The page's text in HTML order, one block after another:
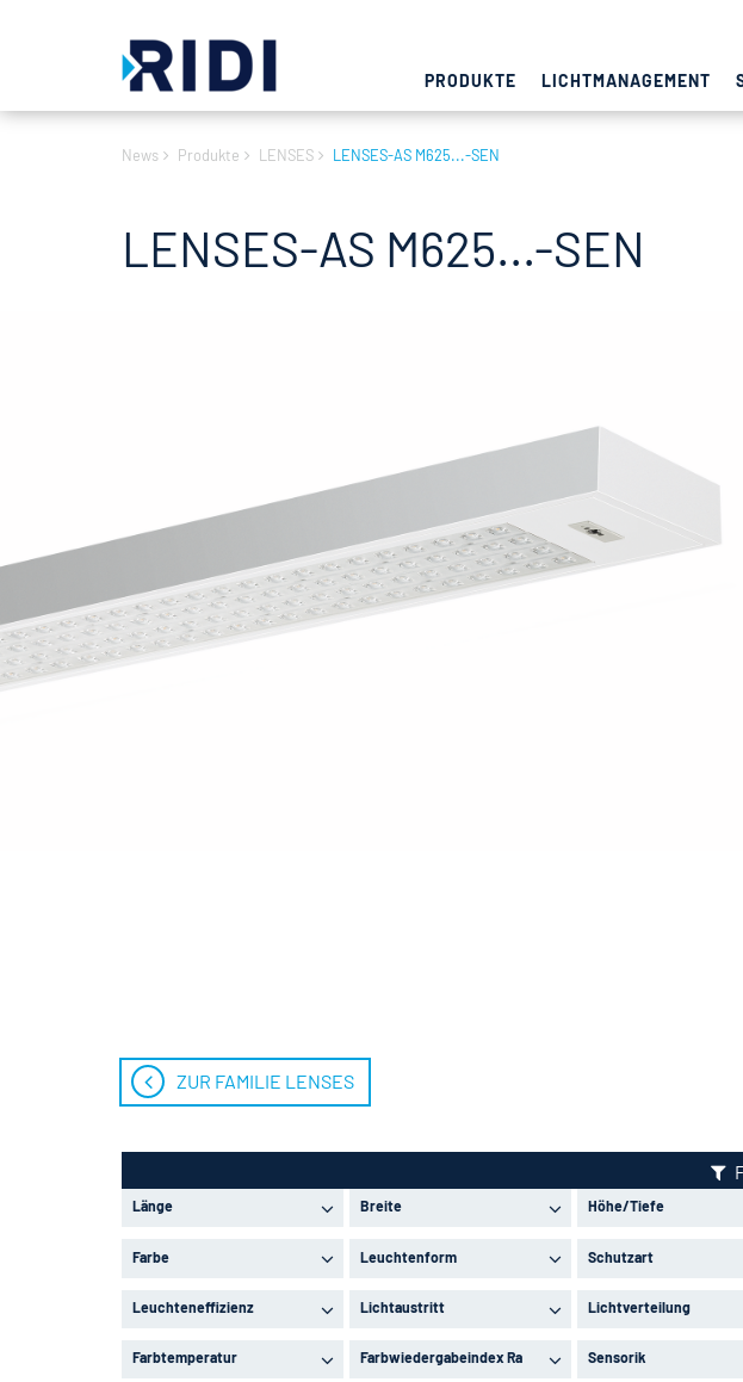
PRODUKTE LICHTMANAGEMENT
News Produkte LENSES LENSES-AS M625...-SEN
LENSES-AS M625...-SEN
ZUR FAMILIE LENSES
Länge Breite Höhe/Tiefe
Farbe Leuchtenform Schutzart
Leuchteneffizienz Lichtaustritt Lichtverteilung
Farbtemperatur Farbwiedergabeindex Ra Sensorik